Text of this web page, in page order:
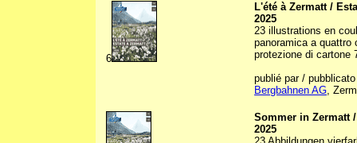
6
L'été à Zermatt /
2025
23 illustrations en
panoramica a
protezione di cartone
publié par /
Bergbahnen AG,
Sommer in Zermatt
2025